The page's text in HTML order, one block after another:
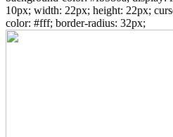
10px; width: 22px; height: 22px;
color: #fff; border-radius: 32px;